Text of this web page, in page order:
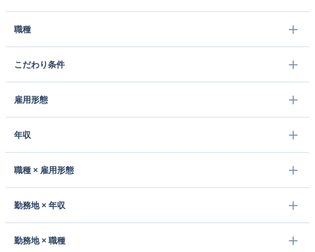
職種
こだわり条件
雇用形態
年収
職種 × 雇用形態
勤務地 × 年収
勤務地 × 職種